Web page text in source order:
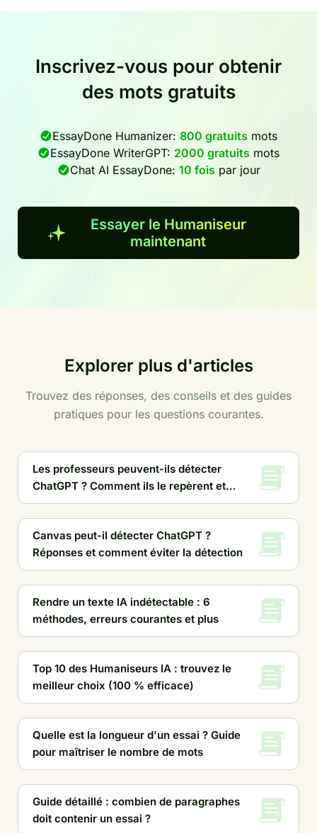
Inscrivez-vous pour obtenir
des mots gratuits
EssayDone Humanizer: 800 gratuits mots
EssayDone WriterGPT: 2000 gratuits mots
Chat AI EssayDone: 10 fois par jour
Essayer le Humaniseur
maintenant
Explorer plus d'articles
Trouvez des réponses, des conseils et des guides
pratiques pour les questions courantes.
Les professeurs peuvent-ils détecter
ChatGPT ? Comment ils le repèrent et
conseils pour l'éviter
Canvas peut-il détecter ChatGPT ?
Réponses et comment éviter la détection
Rendre un texte IA indétectable : 6
méthodes, erreurs courantes et plus
Top 10 des Humaniseurs IA : trouvez le
meilleur choix (100 % efficace)
Quelle est la longueur d'un essai ? Guide
pour maîtriser le nombre de mots
Guide détaillé : combien de paragraphes
doit contenir un essai ?